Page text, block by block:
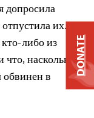
допросила
их.
либо из
насколько
в
DONATE